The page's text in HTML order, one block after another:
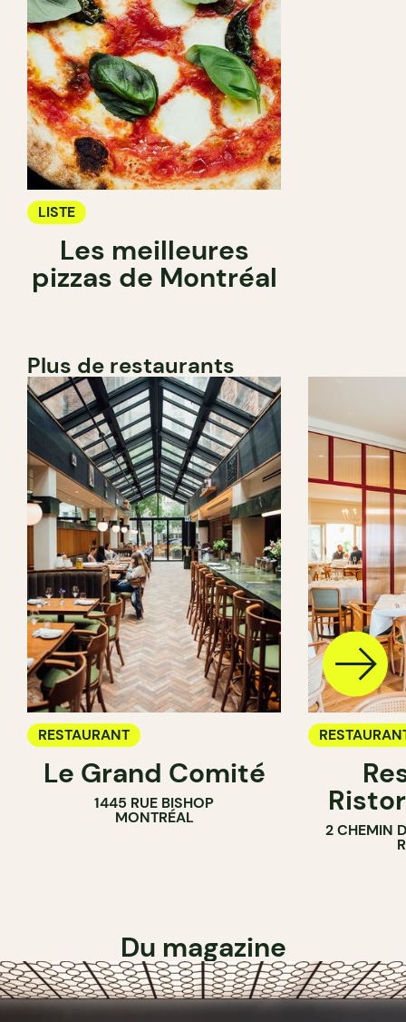
LISTE
Les meilleures
pizzas de Montréal
Plus de restaurants
RESTAURANT
Le Grand Comité
1445 RUE BISHOP
MONTRÉAL
2 CHEMIN
Du magazine